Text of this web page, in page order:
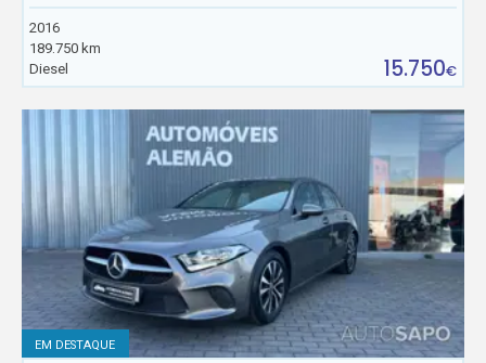
2016
189.750 km
Diesel
15.750€
EM DESTAQUE